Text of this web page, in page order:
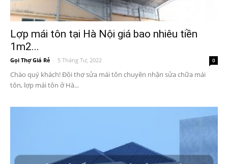
Lợp mái tôn tại Hà Nội giá bao nhiêu tiền
1m2...
Gọi Thợ Giá Rẻ - 5 Tháng Tư, 2022 0
Chào quý khách! Đội thợ sửa mái tôn chuyên nhận sửa chữa mái
tôn, lợp mái tôn ở Hà...